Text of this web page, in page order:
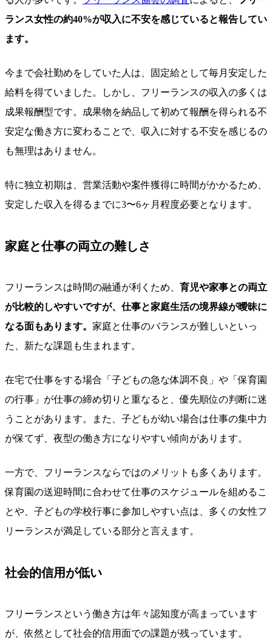
ランス女性の約40%が収入に不安を感じていると報告してい
ます。
今まで会社勤めをしていた人は、固定給として毎月安定した
給料を得ていました。しかし、フリーランスの収入の多くは
成果報酬型です。成果物を納品して初めて報酬を得られる不
安定な働き方に変わることで、収入に対する不安を感じるの
も無理はありません。
特に独立初期は、営業活動や案件獲得に時間がかかるため、
安定した収入を得るまでに3〜6ヶ月程度必要となります。
家庭と仕事の両立の難しさ
フリーランスは時間の融通が利くため、 育児や家事との両立
が比較的しやすいですが、仕事と家庭生活の境界線が曖昧に
なる面もあります。 家庭と仕事のバランスが難しいといっ
た、新たな課題も生まれます。
在宅で仕事をする場合「子どもの急な体調不良」や「保育園
の行事」が仕事の締め切りと重なると、優先順位の判断に迷
うことがあります。また、子どもが幼い場合は仕事の集中力
が保てず、夜型の働き方になりやすい傾向があります。
一方で、フリーランスならではのメリットも多くあります。
保育園の送迎時間に合わせて仕事のスケジュールを組めるこ
とや、子どもの学校行事に参加しやすい点は、多くの女性フ
リーランスが満足している部分と言えます。
社会的信用が低い
フリーランスという働き方は年々認知度が高まっています
が、依然として社会的信用面での課題が残っています。